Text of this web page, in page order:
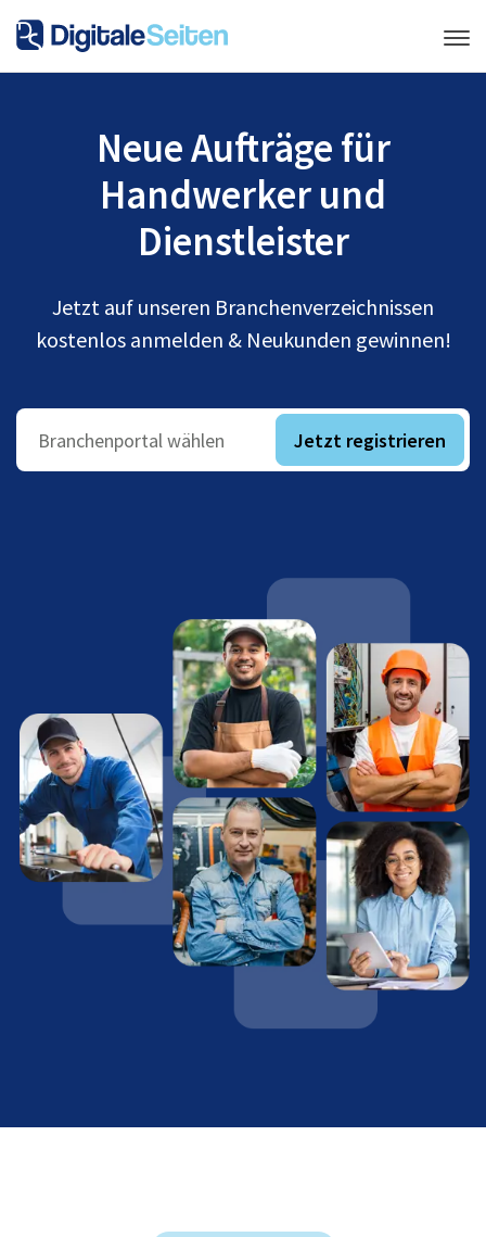
Neue Aufträge für
Handwerker und
Dienstleister
Jetzt auf unseren Branchenverzeichnissen
kostenlos anmelden & Neukunden gewinnen!
Branchenportal wählen Jetzt registrieren